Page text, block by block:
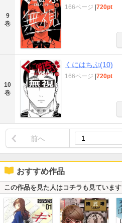
9
巻
166ページ |720pt
10
巻
くにはちぶ(10)
166ページ |720pt
前へ
おすすめ作品
この作品を見た人はコチラも見ています